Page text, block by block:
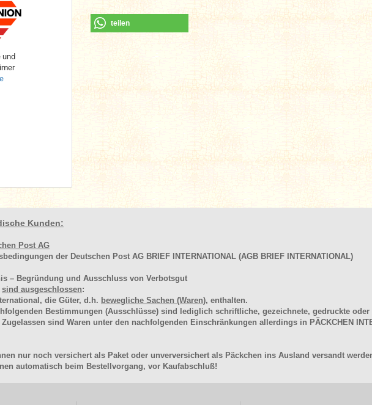
teilen
und
Kunden:
Post AG
der Deutschen Post AG BRIEF INTERNATIONAL (AGB BRIEF INTERNATIONAL)
– Begründung und Ausschluss von Verbotsgut
sind ausgeschlossen:
die Güter, d.h. bewegliche Sachen (Waren), enthalten.
Bestimmungen (Ausschlüsse) sind lediglich schriftliche, gezeichnete, gedruckte
sind Waren unter den nachfolgenden Einschränkungen allerdings in PÄCKCHEN
nur noch versichert als Paket oder unverversichert als Päckchen ins Ausland versandt
automatisch beim Bestellvorgang, vor Kaufabschluß!